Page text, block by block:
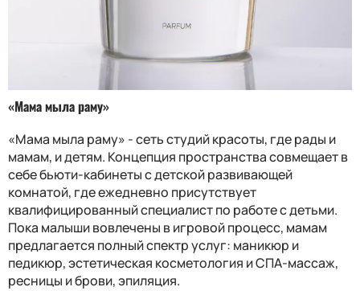
«Мама мыла раму»
«Мама мыла раму» - сеть студий красоты, где рады и
мамам, и детям. Концепция пространства совмещает в
себе бьюти-кабинеты с детской развивающей
комнатой, где ежедневно присутствует
квалифицированный специалист по работе с детьми.
Пока малыши вовлечены в игровой процесс, мамам
предлагается полный спектр услуг: маникюр и
педикюр, эстетическая косметология и СПА-массаж,
ресницы и брови, эпиляция.